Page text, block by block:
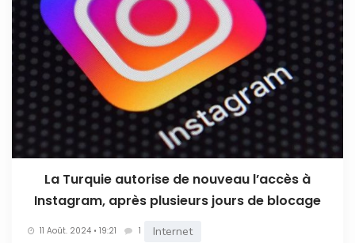
La Turquie autorise de nouveau l’accès à
Instagram, après plusieurs jours de blocage
11 Août. 2024 • 19:21 1 Internet